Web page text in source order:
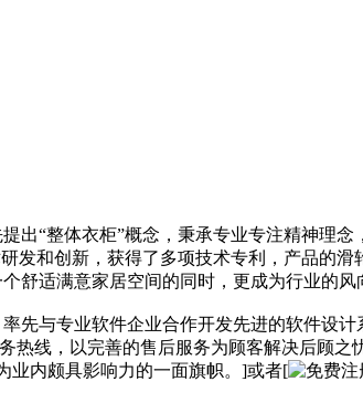
出“整体衣柜”概念，秉承专业专注精神理
发和创新，获得了多项技术专利，产品的
舒适满意家居空间的同时，更成为行业的风
与专业软件企业合作开发先进的软件设计
线，以完善的售后服务为顾客解决后顾之
业内颇具影响力的一面旗帜。]或者[